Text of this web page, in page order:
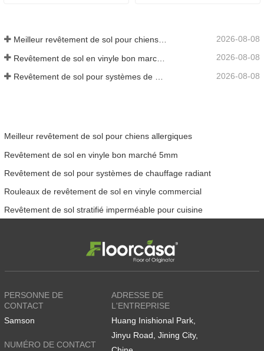
Meilleur revêtement de sol pour chiens allergiques 2026-08-08
2026-08-08
2026-08-08
Meilleur revêtement de sol pour chiens allergiques
Revêtement de sol en vinyle bon marché 5mm
Revêtement de sol pour systèmes de chauffage radiant
Rouleaux de revêtement de sol en vinyle commercial
Revêtement de sol stratifié imperméable pour cuisine
PERSONNE DE
CONTACT
Samson
NUMÉRO DE CONTACT
ADRESSE DE
L'ENTREPRISE
Huang Inishional Park,
Jinyu Road, Jining City,